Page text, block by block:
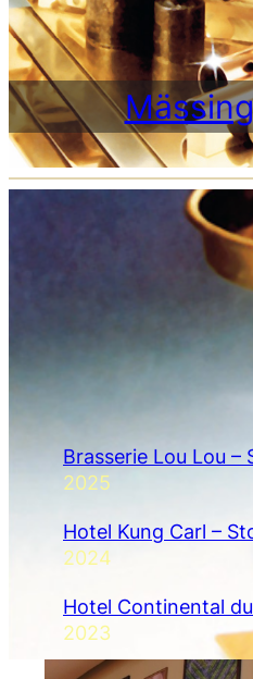
Mässing
Brasserie Lou Lou –
2025
Hotel Kung Carl –
2024
Hotel Continental
2023